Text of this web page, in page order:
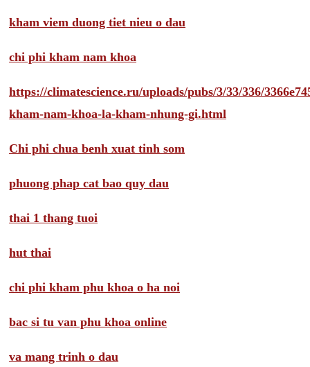
kham viem duong tiet nieu o dau
chi phi kham nam khoa
https://climatescience.ru/uploads/pubs/3/33/336/
kham-nam-khoa-la-kham-nhung-gi.html
Chi phi chua benh xuat tinh som
phuong phap cat bao quy dau
thai 1 thang tuoi
hut thai
chi phi kham phu khoa o ha noi
bac si tu van phu khoa online
va mang trinh o dau